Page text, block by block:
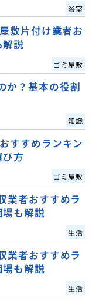
浴室
敷片付け業者お
説
ゴミ屋敷
か？基本の役割
知識
すすめランキン
方
ゴミ屋敷
業者おすすめラ
も解説
生活
業者おすすめラ
も解説
生活